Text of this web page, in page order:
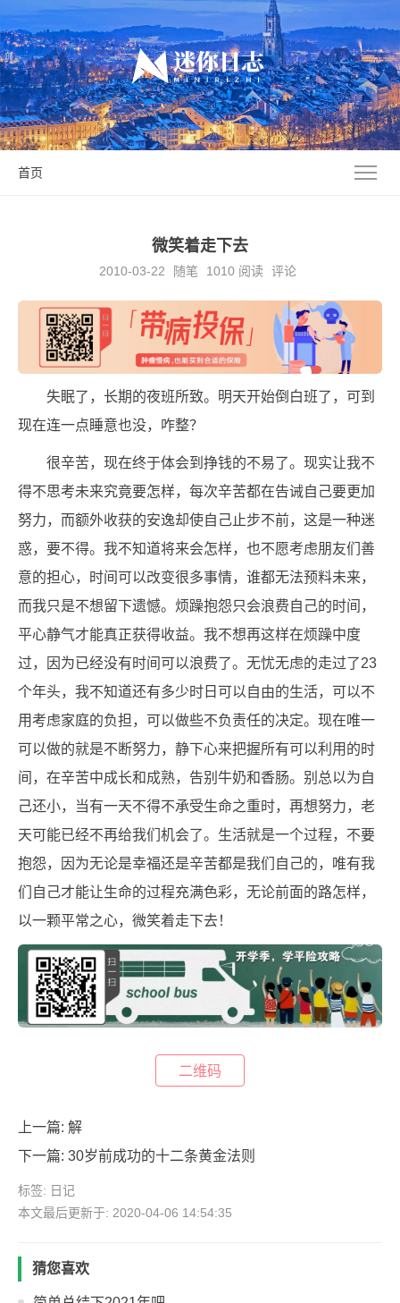
首页
微笑着走下去
2010-03-22 随笔 1010 阅读 评论
失眠了，长期的夜班所致。明天开始倒白班了，可到
现在连一点睡意也没，咋整？
很辛苦，现在终于体会到挣钱的不易了。现实让我不
得不思考未来究竟要怎样，每次辛苦都在告诫自己要更加
努力，而额外收获的安逸却使自己止步不前，这是一种迷
惑，要不得。我不知道将来会怎样，也不愿考虑朋友们善
意的担心，时间可以改变很多事情，谁都无法预料未来，
而我只是不想留下遗憾。烦躁抱怨只会浪费自己的时间，
平心静气才能真正获得收益。我不想再这样在烦躁中度
过，因为已经没有时间可以浪费了。无忧无虑的走过了23
个年头，我不知道还有多少时日可以自由的生活，可以不
用考虑家庭的负担，可以做些不负责任的决定。现在唯一
可以做的就是不断努力，静下心来把握所有可以利用的时
间，在辛苦中成长和成熟，告别牛奶和香肠。别总以为自
己还小，当有一天不得不承受生命之重时，再想努力，老
天可能已经不再给我们机会了。生活就是一个过程，不要
抱怨，因为无论是幸福还是辛苦都是我们自己的，唯有我
们自己才能让生命的过程充满色彩，无论前面的路怎样，
以一颗平常之心，微笑着走下去！
二维码
上一篇: 解
下一篇: 30岁前成功的十二条黄金法则
标签: 日记
本文最后更新于: 2020-04-06 14:54:35
猜您喜欢